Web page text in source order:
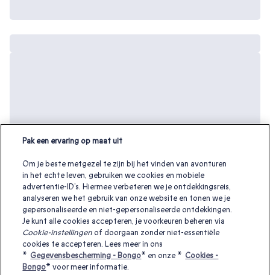
Andere interessante cadeaubonnen:
Pak een ervaring op maat uit
Om je beste metgezel te zijn bij het vinden van avonturen
in het echte leven, gebruiken we cookies en mobiele
advertentie-ID’s. Hiermee verbeteren we je ontdekkingsreis,
analyseren we het gebruik van onze website en tonen we je
gepersonaliseerde en niet-gepersonaliseerde ontdekkingen.
Je kunt alle cookies accepteren, je voorkeuren beheren via
Cookie-instellingen of doorgaan zonder niet-essentiële
cookies te accepteren. Lees meer in ons
* Gegevensbescherming - Bongo* en onze * Cookies -
Bongo* voor meer informatie.